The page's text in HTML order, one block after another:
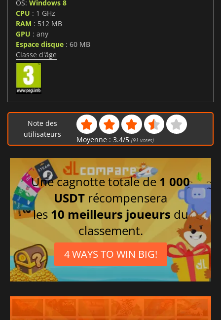
OS: Windows 8
CPU : 1 GHz
RAM : 512 MB
GPU : any
Espace disque : 60 MB
Classe d'âge
Note des
utilisateurs
Moyenne : 3.4/5 (91 votes)
Une cagnotte totale de 1 000
USDT récompensera
les 10 meilleurs joueurs du
classement.
4 WAYS TO WIN BIG!